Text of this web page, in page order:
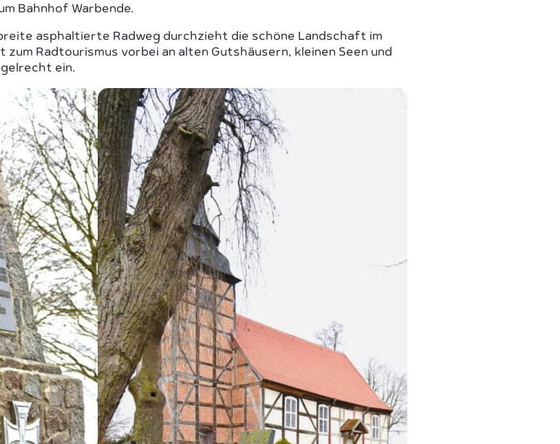
Bahnhof Warbende.
asphaltierte Radweg durchzieht die schöne Landschaft im
zum Radtourismus vorbei an alten Gutshäusern, kleinen Seen und
ein.